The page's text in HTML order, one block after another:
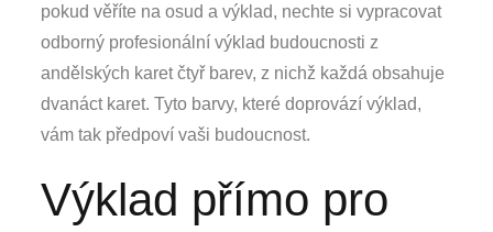
pokud věříte na osud a výklad, nechte si vypracovat
odborný profesionální výklad budoucnosti z
andělských karetčtyř barev, z nichž každá obsahuje
dvanáct karet. Tyto barvy, které doprovází výklad,
vám tak předpoví vaši budoucnost.
Výklad přímo pro